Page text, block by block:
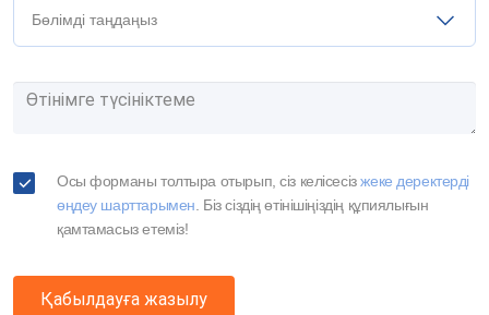
Бөлімді таңдаңыз
Осы форманы толтыра отырып, сіз келісесізжеке деректерді
өңдеу шарттарымен. Біз сіздің өтінішіңіздің құпиялығын
қамтамасыз етеміз!
Қабылдауға жазылу